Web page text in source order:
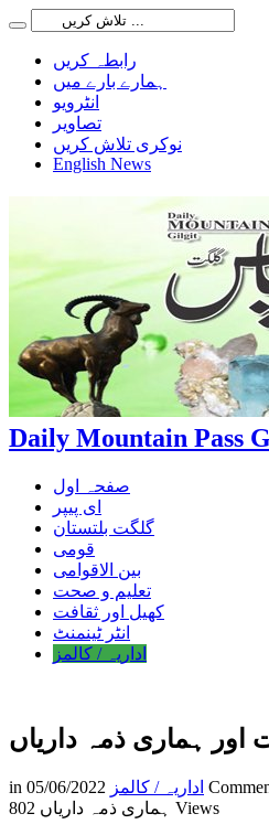
رابطہ کریں
ہمارے بارے میں
انٹرویو
تصاویر
نوکری تلاش کریں
English News
Daily Mountain Pass
صفحہ اول
ای پیپر
گلگت بلتستان
قومی
بین الاقوامی
تعلیم و صحت
کھیل اور ثقافت
انٹر ٹینمنٹ
اداریہ / کالمز
اور ہماری ذمہ داریاں
in اداریہ / کالمز 05/06/2022
ہماری ذمہ داریاں 802 Views